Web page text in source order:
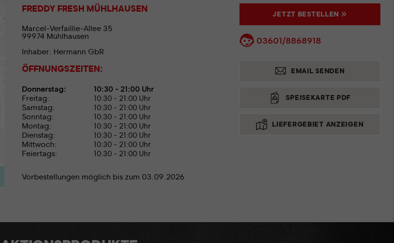
FREDDY FRESH MÜHLHAUSEN
Marcel-Verfaillie-Allee 35
99974 Mühlhausen
Inhaber: Hermann GbR
ÖFFNUNGSZEITEN:
Donnerstag: 10:30 - 21:00 Uhr
Freitag: 10:30 - 21:00 Uhr
Samstag: 10:30 - 21:00 Uhr
Sonntag: 10:30 - 21:00 Uhr
Montag: 10:30 - 21:00 Uhr
Dienstag: 10:30 - 21:00 Uhr
Mittwoch: 10:30 - 21:00 Uhr
Feiertags: 10:30 - 21:00 Uhr
Vorbestellungen möglich bis zum 03.09.2026
JETZT BESTELLEN
03601/8868918
EMAIL SENDEN
SPEISEKARTE PDF
LIEFERGEBIET ANZEIGEN